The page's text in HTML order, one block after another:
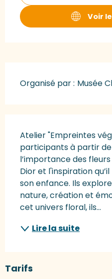
Voir
Organisé par : Musée
Atelier "Empreintes
participants à partir
l’importance des
Dior et l'inspiration
son enfance. Ils
nature, création et
cet univers floral, ils...
Lire la suite
Tarifs